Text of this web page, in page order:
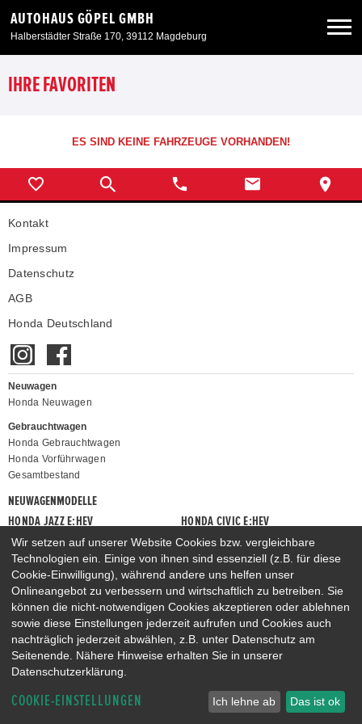
AUTOHAUS GÖPEL GMBH
Halberstädter Straße 170, 39112 Magdeburg
Neuwagen
Angebote
Service & Zubehör
Unser Autohaus
IHRE FAVORITEN
ES SIND KEINE FAHRZEUGE VORHANDEN!
Kontakt
Impressum
Datenschutz
AGB
Honda Deutschland
Neuwagen
Honda Neuwagen
Gebrauchtwagen
Honda Gebrauchtwagen
Honda Vorführwagen
Gesamtbestand
NEUWAGENMODELLE
HONDA JAZZ E:HEV
HONDA CIVIC E:HEV
HONDA PRELUDE E:HEV
HONDA HR-V E:HEV
HONDA ZR-V E:HEV
HONDA CR-V E:HEV & E:PHEV
Wir setzen auf unserer Website Cookies bzw. vergleichbare
Technologien ein. Einige von ihnen sind essenziell (z.B. für diese
Cookie-Einwilligung), während andere uns helfen unser
Onlineangebot zu verbessern und wirtschaftlich zu betreiben. Sie
können die nicht-notwendigen Cookies akzeptieren oder ablehnen
sowie diese Einstellungen jederzeit aufrufen und Cookies auch
nachträglich jederzeit abwählen, z.B. unter Datenschutz am
Seitenende. Nähere Hinweise erhalten Sie in unserer
Datenschutzerklärung.
COOKIE-EINSTELLUNGEN Ich lehne ab Das ist ok